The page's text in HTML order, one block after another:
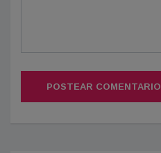
POSTEAR COMENTARIO